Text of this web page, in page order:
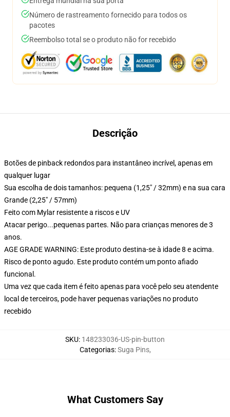
Número de rastreamento fornecido para todos os
pacotes
Reembolso total se o produto não for recebido
Descrição
Botões de pinback redondos para instantâneo incrível, apenas em
qualquer lugar
Sua escolha de dois tamanhos: pequena (1,25" / 32mm) e na sua cara
Grande (2,25" / 57mm)
Feito com Mylar resistente a riscos e UV
Atacar perigo...pequenas partes. Não para crianças menores de 3
anos.
AGE GRADE WARNING: Este produto destina-se à idade 8 e acima.
Risco de ponto agudo. Este produto contém um ponto afiado
funcional.
Uma vez que cada item é feito apenas para você pelo seu atendente
local de terceiros, pode haver pequenas variações no produto
recebido
SKU: 148233036-US-pin-button
Categorias:Suga Pins,
What Customers Say